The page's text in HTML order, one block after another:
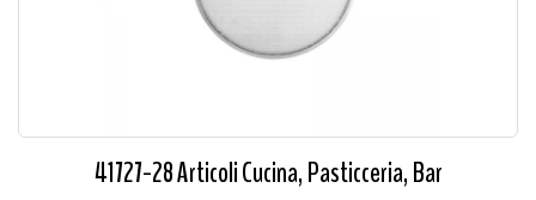
41727-28 Articoli Cucina, Pasticceria, Bar